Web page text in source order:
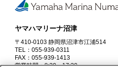
ヤマハマリーナ沼津
〒410-0103 静岡県沼津市江浦514
TEL：055-939-0311
FAX：055-939-1413
営業時間：8:30～17:30